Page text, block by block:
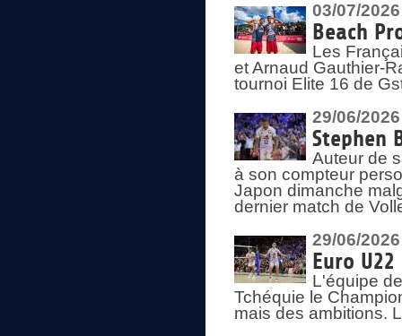
03/07/2026
Beach
Les
et Arnaud Gauthier-
tournoi Elite 16 de
29/06/2026
Stephen
Auteur de
à son compteur
Japon dimanche
dernier match de
29/06/2026
Euro
L'équipe
Tchéquie le
mais des ambitions.